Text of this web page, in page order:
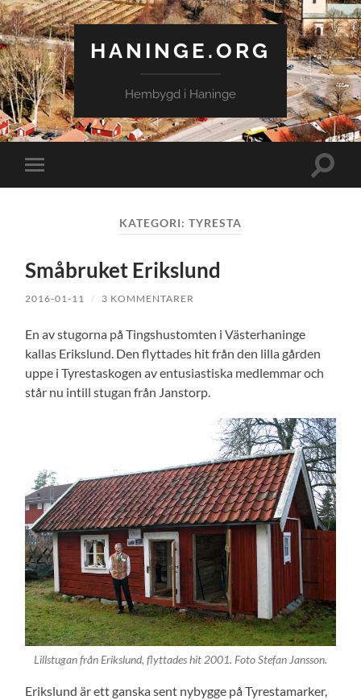
HANINGE.ORG
Hembygd i Haninge
Slå
på/av
Slå
KATEGORI: TYRESTA
Småbruket Erikslund
2016-01-11 / 3 KOMMENTARER
En av stugorna på Tingshustomten i Västerhaninge
kallas Erikslund. Den flyttades hit från den lilla gården
uppe i Tyrestaskogen av entusiastiska medlemmar och
står nu intill stugan från Janstorp.
Lillstugan från Erikslund, flyttades hit 2001. Foto Stefan Jansson.
Erikslund är ett ganska sent nybygge på Tyrestamarker,